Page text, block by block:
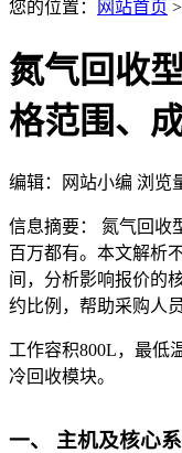
您的位置： 网站首页
氮气回收
格范围、
编辑：网站小编 浏览
信息摘要： 氮气回收
百万都有。本文解析
间，分析影响报价的
约比例，帮助采购人
工作容积800L，最低
冷回收模块。
一、 主机及核心